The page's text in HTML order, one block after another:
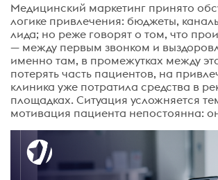
Медицинский маркетинг принято
логике привлечения: бюджеты,
лида; но реже говорят о том, что
— между первым звонком и
именно там, в промежутках между
потерять часть пациентов, на
клиника уже потратила средства в
площадках. Ситуация усложняется
мотивация пациента непостоянна: